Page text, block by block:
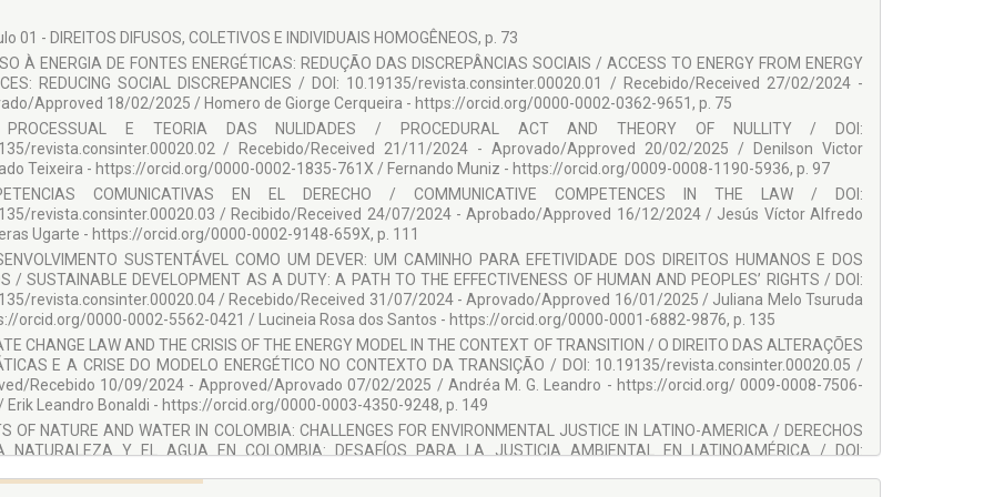
de Derecho Mercantil de la Universitat de Barcelona, Barcelona, España.
Vernengo Pellejero
de Derecho Procesal de la Universitat de Barcelona, Barcelona, España.
TÉCNICO
Deilton Ribeiro Brasil
DE SUPORTE DIGITAL
Romero
Oriola de Raeffray
Ribeiro Leite
da Silva Brito
M. G. Leandro
Eduardo Ramires Santoro
Inês Aurelli
Cortés Cabrera
01 - DIREITOS DIFUSOS, COLETIVOS E INDIVIDUAIS HOMOGÊNEOS, p. 73
À ENERGIA DE FONTES ENERGÉTICAS: REDUÇÃO DAS DISCREPÂNCIAS SOCIAIS / ACCESS TO ENERGY FROM ENERGY
REDUCING SOCIAL DISCREPANCIES / DOI: 10.19135/revista.consinter.00020.01 / Recebido/Received 27/02/2024 -
Approved 18/02/2025 / Homero de Giorge Cerqueira - https://orcid.org/0000-0002-0362-9651, p. 75
E TEORIA DAS NULIDADES / PROCEDURAL ACT AND THEORY OF NULLITY / DOI:
revista.consinter.00020.02 / Recebido/Received 21/11/2024 - Aprovado/Approved 20/02/2025 / Denilson Victor
Teixeira - https://orcid.org/0000-0002-1835-761X / Fernando Muniz - https://orcid.org/0009-0008-1190-5936, p. 97
COMUNICATIVAS EN EL DERECHO / COMMUNICATIVE COMPETENCES IN THE LAW / DOI:
revista.consinter.00020.03 / Recibido/Received 24/07/2024 - Aprobado/Approved 16/12/2024 / Jesús Víctor Alfredo
Ugarte - https://orcid.org/0000-0002-9148-659X, p. 111
SUSTENTÁVEL COMO UM DEVER: UM CAMINHO PARA EFETIVIDADE DOS DIREITOS HUMANOS E DOS
/ SUSTAINABLE DEVELOPMENT AS A DUTY: A PATH TO THE EFFECTIVENESS OF HUMAN AND PEOPLES’ RIGHTS / DOI:
revista.consinter.00020.04 / Recebido/Received 31/07/2024 - Aprovado/Approved 16/01/2025 / Juliana Melo Tsuruda
orcid.org/0000-0002-5562-0421 / Lucineia Rosa dos Santos - https://orcid.org/0000-0001-6882-9876, p. 135
CHANGE LAW AND THE CRISIS OF THE ENERGY MODEL IN THE CONTEXT OF TRANSITION / O DIREITO DAS ALTERAÇÕES
E A CRISE DO MODELO ENERGÉTICO NO CONTEXTO DA TRANSIÇÃO / DOI: 10.19135/revista.consinter.00020.05 /
Recebido 10/09/2024 - Approved/Aprovado 07/02/2025 / Andréa M. G. Leandro - https://orcid.org/ 0009-0008-7506-
Erik Leandro Bonaldi - https://orcid.org/0000-0003-4350-9248, p. 149
OF NATURE AND WATER IN COLOMBIA: CHALLENGES FOR ENVIRONMENTAL JUSTICE IN LATINO-AMERICA / DERECHOS
NATURALEZA Y EL AGUA EN COLOMBIA: DESAFÍOS PARA LA JUSTICIA AMBIENTAL EN LATINOAMÉRICA / DOI: